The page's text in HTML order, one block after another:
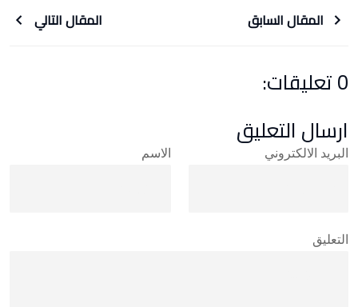
المقال السابق المقال التالي
0 تعليقات:
ارسال التعليق
الاسم البريد الالكتروني
التعليق